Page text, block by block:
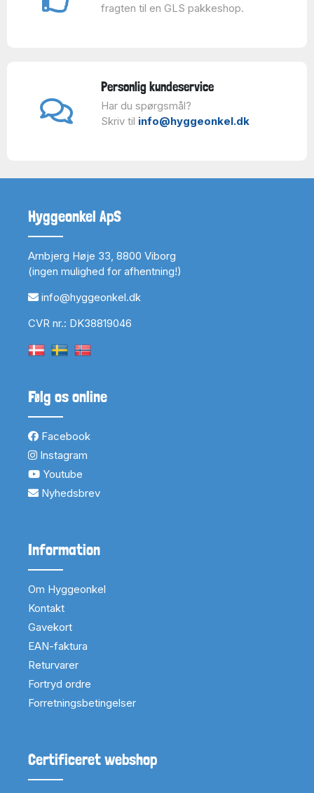
fragten til en GLS pakkeshop.
Personlig kundeservice
Har du spørgsmål?
Skriv til info@hyggeonkel.dk
Hyggeonkel ApS
Arnbjerg Høje 33, 8800 Viborg
(ingen mulighed for afhentning!)
info@hyggeonkel.dk
CVR nr.: DK38819046
Følg os online
Facebook
Instagram
Youtube
Nyhedsbrev
Information
Om Hyggeonkel
Kontakt
Gavekort
EAN-faktura
Returvarer
Fortryd ordre
Forretningsbetingelser
Certificeret webshop